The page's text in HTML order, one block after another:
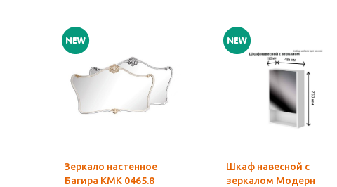
Зеркало настенное
Багира КМК 0465.8
Шкаф навесной с
зеркалом Модерн